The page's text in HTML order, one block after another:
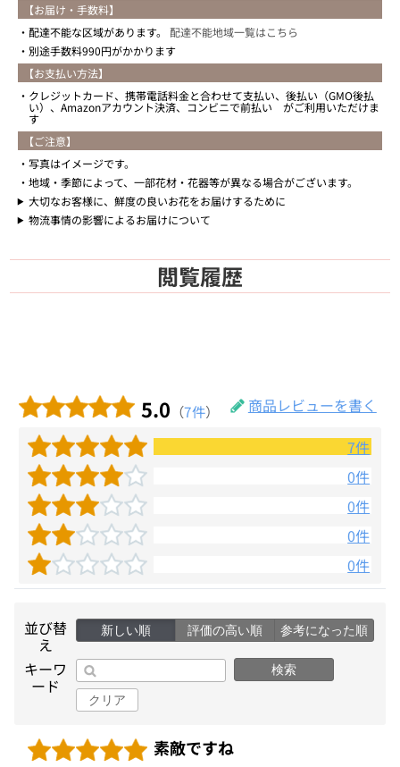
【お届け・手数料】
配達不能な区域があります。 配達不能地域一覧はこちら
別途手数料990円がかかります
【お支払い方法】
クレジットカード、携帯電話料金と合わせて支払い、後払い（GMO後払
い）、Amazonアカウント決済、コンビニで前払い がご利用いただけま
す
【ご注意】
写真はイメージです。
地域・季節によって、一部花材・花器等が異なる場合がございます。
大切なお客様に、鮮度の良いお花をお届けするために
物流事情の影響によるお届けについて
閲覧履歴
5.0 （7件）
商品レビューを書く
7件
0件
0件
0件
0件
並び替
え
新しい順 評価の高い順 参考になった順
キーワ
ード
検索
クリア
素敵ですね